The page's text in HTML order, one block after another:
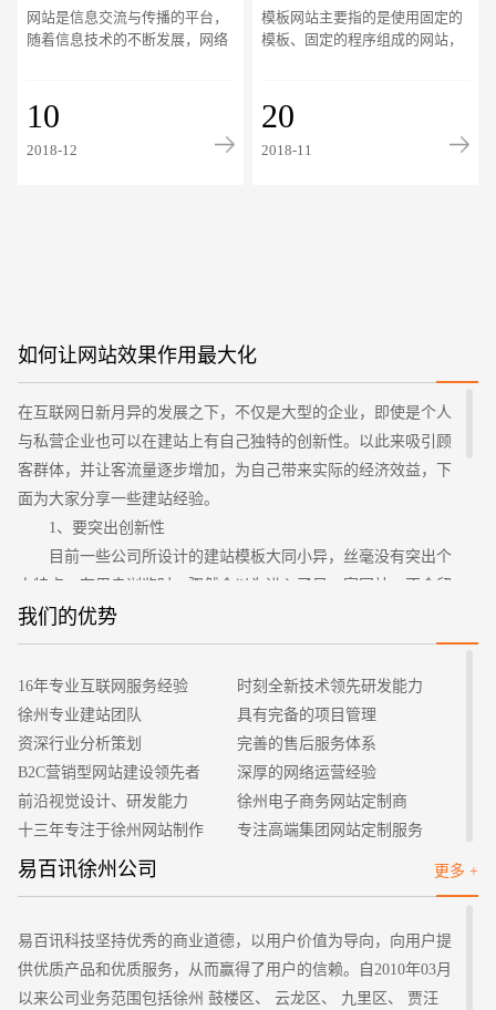
意事项有哪些
网站是信息交流与传播的平台，
随着信息技术的不断发展，网络
带来了很大的便
10
2018-12
板有何区别
模板网站主要指的是使用固定的
模板、固定的程序组成的网站，
字、图片修改一下
20
2018-11
如何让网站效果作用最大化
在互联网日新月异的发展之下，不仅是大型的企业，即使是个人
与私营企业也可以在建站上有自己独特的创新性。以此来吸引顾
客群体，并让客流量逐步增加，为自己带来实际的经济效益，下
面为大家分享一些建站经验。
1、要突出创新性
目前一些公司所设计的建站模板大同小异，丝毫没有突出个
人特点，在用户浏览时，骤然会以为进入了另一家网站，不会留
下深刻的印象。建站时也应该考虑服务器是否能承载巨大的压
力，一旦用户登录过多导致崩溃，则会造成一些不良的影响。并
合点，将企业的文化全部传播出去，并且提升相应的营业率。
3、保持与时俱进性
网站建设时最令人厌恶的是不会在新技术上所投入更多的金
钱，比如设计网站的程序，早已经更新了好几代，却仍有一些网
站使用着最初的。不仅会降低用户体验，还会给网页的操作人员
我们的优势
16年专业互联网服务经验
徐州专业建站团队
资深行业分析策划
B2C营销型网站建设领先者
前沿视觉设计、研发能力
十三年专注于徐州网站制作
客户的满意是我们唯一的宗旨
时刻全新技术领先研发能力
具有完备的项目管理
完善的售后服务体系
深厚的网络运营经验
徐州电子商务网站定制商
专注高端集团网站定制服务
更多 +
易百讯徐州公司
易百讯科技坚持优秀的商业道德，以用户价值为导向，向用户提
供优质产品和优质服务，从而赢得了用户的信赖。自2010年03月
以来公司业务范围包括徐州 鼓楼区、 云龙区、 九里区、 贾汪
标准企业官网建设
您的预算 1万-3万 3万-5万
招标项目